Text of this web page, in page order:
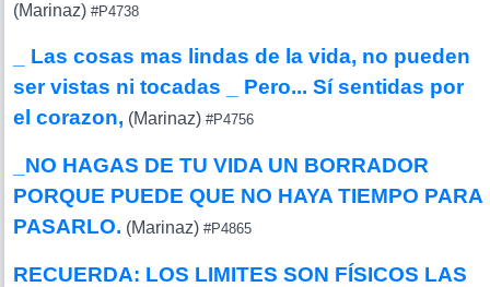
(Marinaz) #P4738
_ Las cosas mas lindas de la vida, no pueden
ser vistas ni tocadas _ Pero... Sí sentidas por
el corazon, (Marinaz) #P4756
_NO HAGAS DE TU VIDA UN BORRADOR
PORQUE PUEDE QUE NO HAYA TIEMPO PARA
PASARLO. (Marinaz) #P4865
RECUERDA: LOS LIMITES SON FÍSICOS LAS